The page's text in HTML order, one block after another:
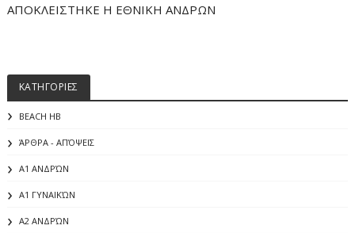
ΑΠΟΚΛΕΙΣΤΗΚΕ Η ΕΘΝΙΚΗ ΑΝΔΡΩΝ
ΚΑΤΗΓΟΡΙΕΣ
BEACH HB
ΆΡΘΡΑ - ΑΠΌΨΕΙΣ
Α1 ΑΝΔΡΏΝ
Α1 ΓΥΝΑΙΚΏΝ
Α2 ΑΝΔΡΏΝ